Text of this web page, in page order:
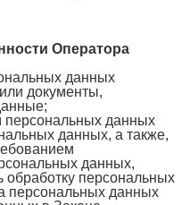
Оператора
данных
документы,
персональных данных
данных, а также,
данных,
персональных
персональных данных